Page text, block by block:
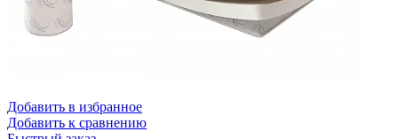
Добавить в избранное
Добавить к сравнению